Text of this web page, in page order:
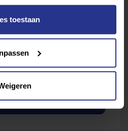
toestaan
tricks
nieuwsoverzicht